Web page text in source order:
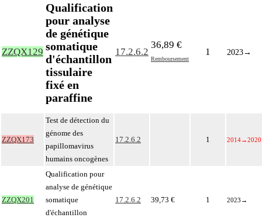
ZZQX129
Qualification
pour analyse
de génétique
somatique
d'échantillon
tissulaire
fixé en
paraffine
17.2.6.2
36,89 €
Remboursement
1 2023→
ZZQX173
Test de détection du
génome des
papillomavirus
humains oncogènes
17.2.6.2 1 2014→2020
ZZQX201
Qualification pour
analyse de génétique
somatique
d'échantillon
17.2.6.2 39,73 € 1 2023 →